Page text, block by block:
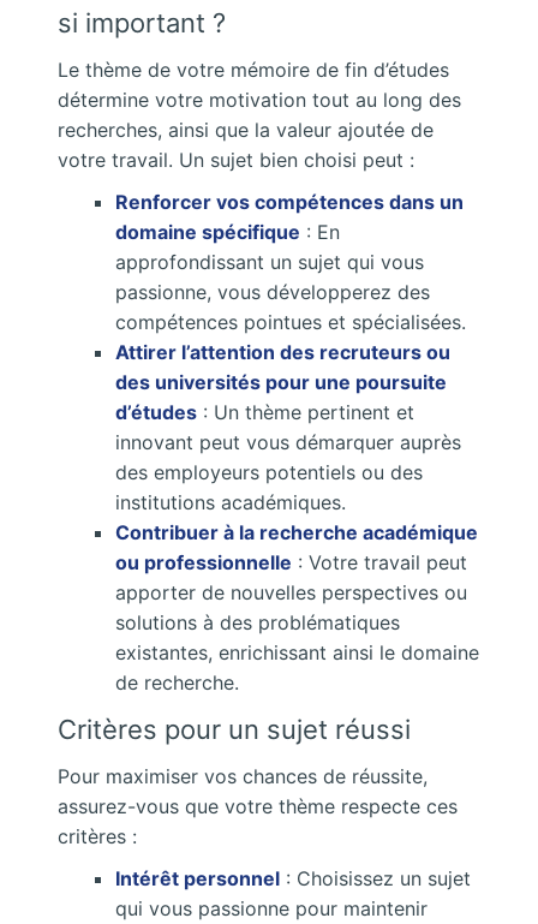
si important ?
Le thème de votre mémoire de fin d’études
détermine votre motivation tout au long des
recherches, ainsi que la valeur ajoutée de
votre travail. Un sujet bien choisi peut :
Renforcer vos compétences dans un
domaine spécifique : En
approfondissant un sujet qui vous
passionne, vous développerez des
compétences pointues et spécialisées.
Attirer l’attention des recruteurs ou
des universités pour une poursuite
d’études : Un thème pertinent et
innovant peut vous démarquer auprès
des employeurs potentiels ou des
institutions académiques.
Contribuer à la recherche académique
ou professionnelle : Votre travail peut
apporter de nouvelles perspectives ou
solutions à des problématiques
existantes, enrichissant ainsi le domaine
de recherche.
Critères pour un sujet réussi
Pour maximiser vos chances de réussite,
assurez-vous que votre thème respecte ces
critères :
Intérêt personnel : Choisissez un sujet
qui vous passionne pour maintenir